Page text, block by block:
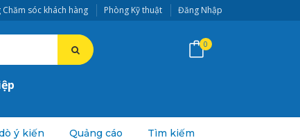
Chăm sóc khách hàng Phòng Kỹ thuật Đăng Nhập
0
ý kiến Quảng cáo Tìm kiếm